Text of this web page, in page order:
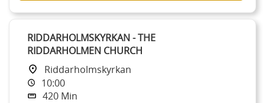
RIDDARHOLMSKYRKAN - THE
RIDDARHOLMEN CHURCH
Riddarholmskyrkan
10:00
420 Min